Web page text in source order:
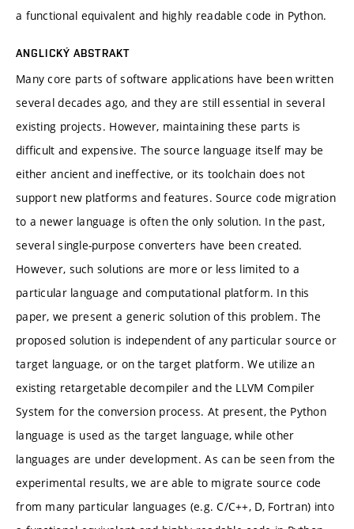
a functional equivalent and highly readable code in Python.
ANGLICKÝ ABSTRAKT
Many core parts of software applications have been written
several decades ago, and they are still essential in several
existing projects. However, maintaining these parts is
difficult and expensive. The source language itself may be
either ancient and ineffective, or its toolchain does not
support new platforms and features. Source code migration
to a newer language is often the only solution. In the past,
several single-purpose converters have been created.
However, such solutions are more or less limited to a
particular language and computational platform. In this
paper, we present a generic solution of this problem. The
proposed solution is independent of any particular source or
target language, or on the target platform. We utilize an
existing retargetable decompiler and the LLVM Compiler
System for the conversion process. At present, the Python
language is used as the target language, while other
languages are under development. As can be seen from the
experimental results, we are able to migrate source code
from many particular languages (e.g. C/C++, D, Fortran) into